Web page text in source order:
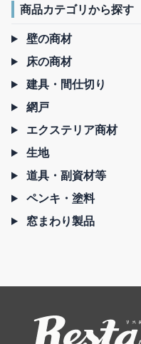
商品カテゴリから探す
壁の商材
床の商材
建具・間仕切り
網戸
エクステリア商材
生地
道具・副資材等
ペンキ・塗料
窓まわり製品